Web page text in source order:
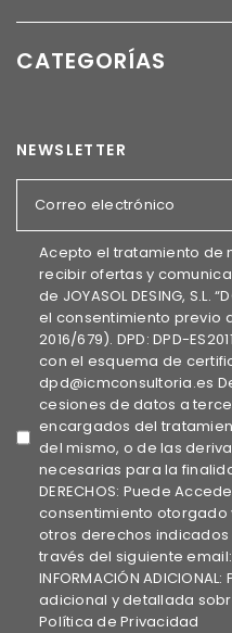
CATEGORÍAS
NEWSLETTER
Correo electrónico
Acepto el tratamiento de
recibir ofertas y
de JOYASOL DESING, S.L.
el consentimiento previo
2016/679). DPD: DPD-
con el esquema de
dpd@icmconsultoria.es
cesiones de datos a
encargados del
del mismo, o de las
necesarias para la
DERECHOS: Puede
consentimiento otorgado
otros derechos
través del siguiente email:
INFORMACIÓN
adicional y detallada
Política de Privacidad